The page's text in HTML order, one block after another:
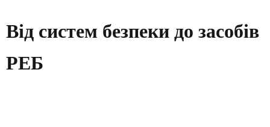
Від систем безпеки до засобів
РЕБ